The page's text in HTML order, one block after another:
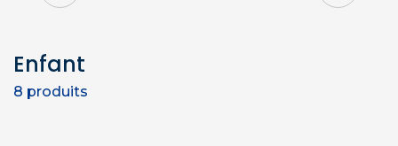
Enfant
8 produits